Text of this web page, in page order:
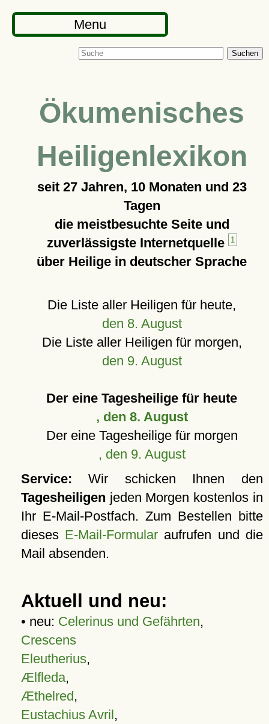
Menu
Suchen
Ökumenisches
Heiligenlexikon
seit 27 Jahren, 10 Monaten und 23
Tagen
die meistbesuchte Seite und
zuverlässigste Internetquelle
1
über Heilige in deutscher Sprache
Die Liste aller Heiligen für heute,
den 8. August
Die Liste aller Heiligen für morgen,
den 9. August
Der eine Tagesheilige für heute
, den 8. August
Der eine Tagesheilige für morgen
, den 9. August
Service: Wir schicken Ihnen den
Tagesheiligen jeden Morgen kostenlos in
Ihr E-Mail-Postfach. Zum Bestellen bitte
dieses E-Mail-Formular aufrufen und die
Mail absenden.
Aktuell und neu:
• neu: Celerinus und Gefährten,
Crescens
Eleutherius,
Ælfleda,
Æthelred,
Eustachius Avril,